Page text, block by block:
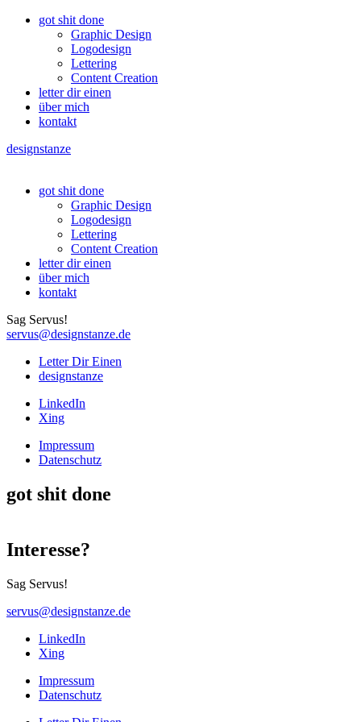
got shit done
Graphic Design
Logodesign
Lettering
Content Creation
letter dir einen
über mich
kontakt
designstanze
got shit done
Graphic Design
Logodesign
Lettering
Content Creation
letter dir einen
über mich
kontakt
Sag Servus!
servus@designstanze.de
Letter Dir Einen
designstanze
LinkedIn
Xing
Impressum
Datenschutz
got shit done
Interesse?
Sag Servus!
servus@designstanze.de
LinkedIn
Xing
Impressum
Datenschutz